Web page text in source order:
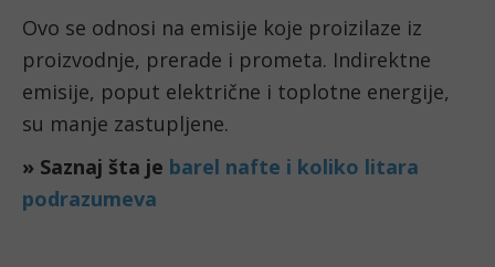
Ovo se odnosi na emisije koje proizilaze iz
proizvodnje, prerade i prometa. Indirektne
emisije, poput električne i toplotne energije,
su manje zastupljene.
» Saznaj šta je barel nafte i koliko litara
podrazumeva